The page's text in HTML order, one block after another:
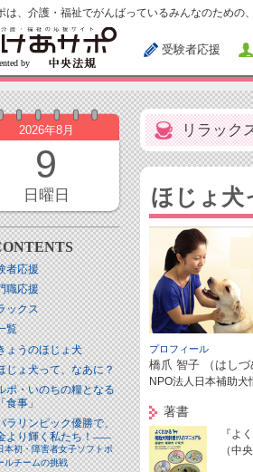
は、介護・福祉でがんばっているみんなのための
受験者応援
2026年8月
9
日曜日
者応援
職応援
ックス
覧
ょうのほじょ犬
じょ犬って、なあに？
ポ・いのちの糧となる
食事」
ラリンピック優勝で、
より輝く私たち！――
本初・障害者女子ソフトボ
ルチームの挑戦
リラック
ほじょ犬
プロフィール
橋爪 智子 （はしづ
NPO法人日本補助犬
著書
『よ
（中